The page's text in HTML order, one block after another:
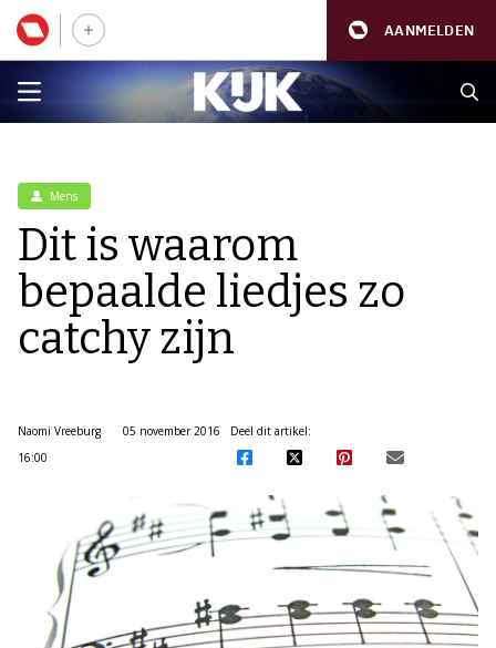
AANMELDEN
Mens
Dit is waarom
bepaalde liedjes zo
catchy zijn
Naomi Vreeburg
05 november 2016
16:00
Deel dit artikel: